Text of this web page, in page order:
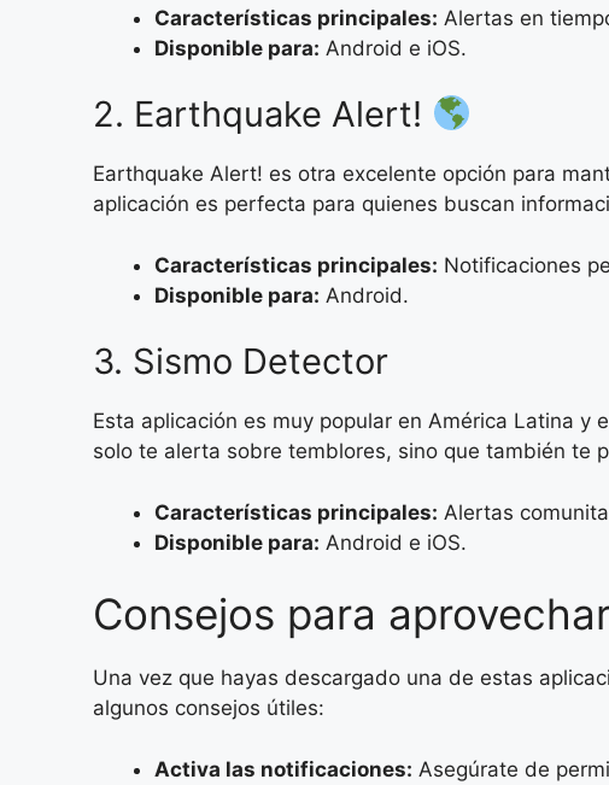
Características principales: Alertas en
Disponible para: Android e iOS.
2. Earthquake Alert!
Earthquake Alert! es otra excelente opción para
aplicación es perfecta para quienes buscan
Características principales: Notificaciones
Disponible para: Android.
3. Sismo Detector
Esta aplicación es muy popular en América Latina
solo te alerta sobre temblores, sino que también te
Características principales: Alertas
Disponible para: Android e iOS.
Consejos para
Una vez que hayas descargado una de estas
algunos consejos útiles:
Activa las notificaciones: Asegúrate de